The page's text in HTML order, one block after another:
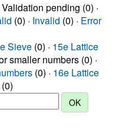
pending (0) ·
(0) · Invalid (0) · Error
Sieve (0) · 15e Lattice
smaller numbers (0) ·
(0) · 16e Lattice
(0)